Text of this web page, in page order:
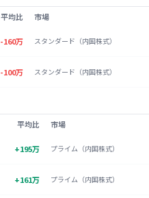
平均比 市場
-160万 スタンダード（内国株式）
-100万 スタンダード（内国株式）
平均比 市場
+195万 プライム（内国株式）
+161万 プライム（内国株式）